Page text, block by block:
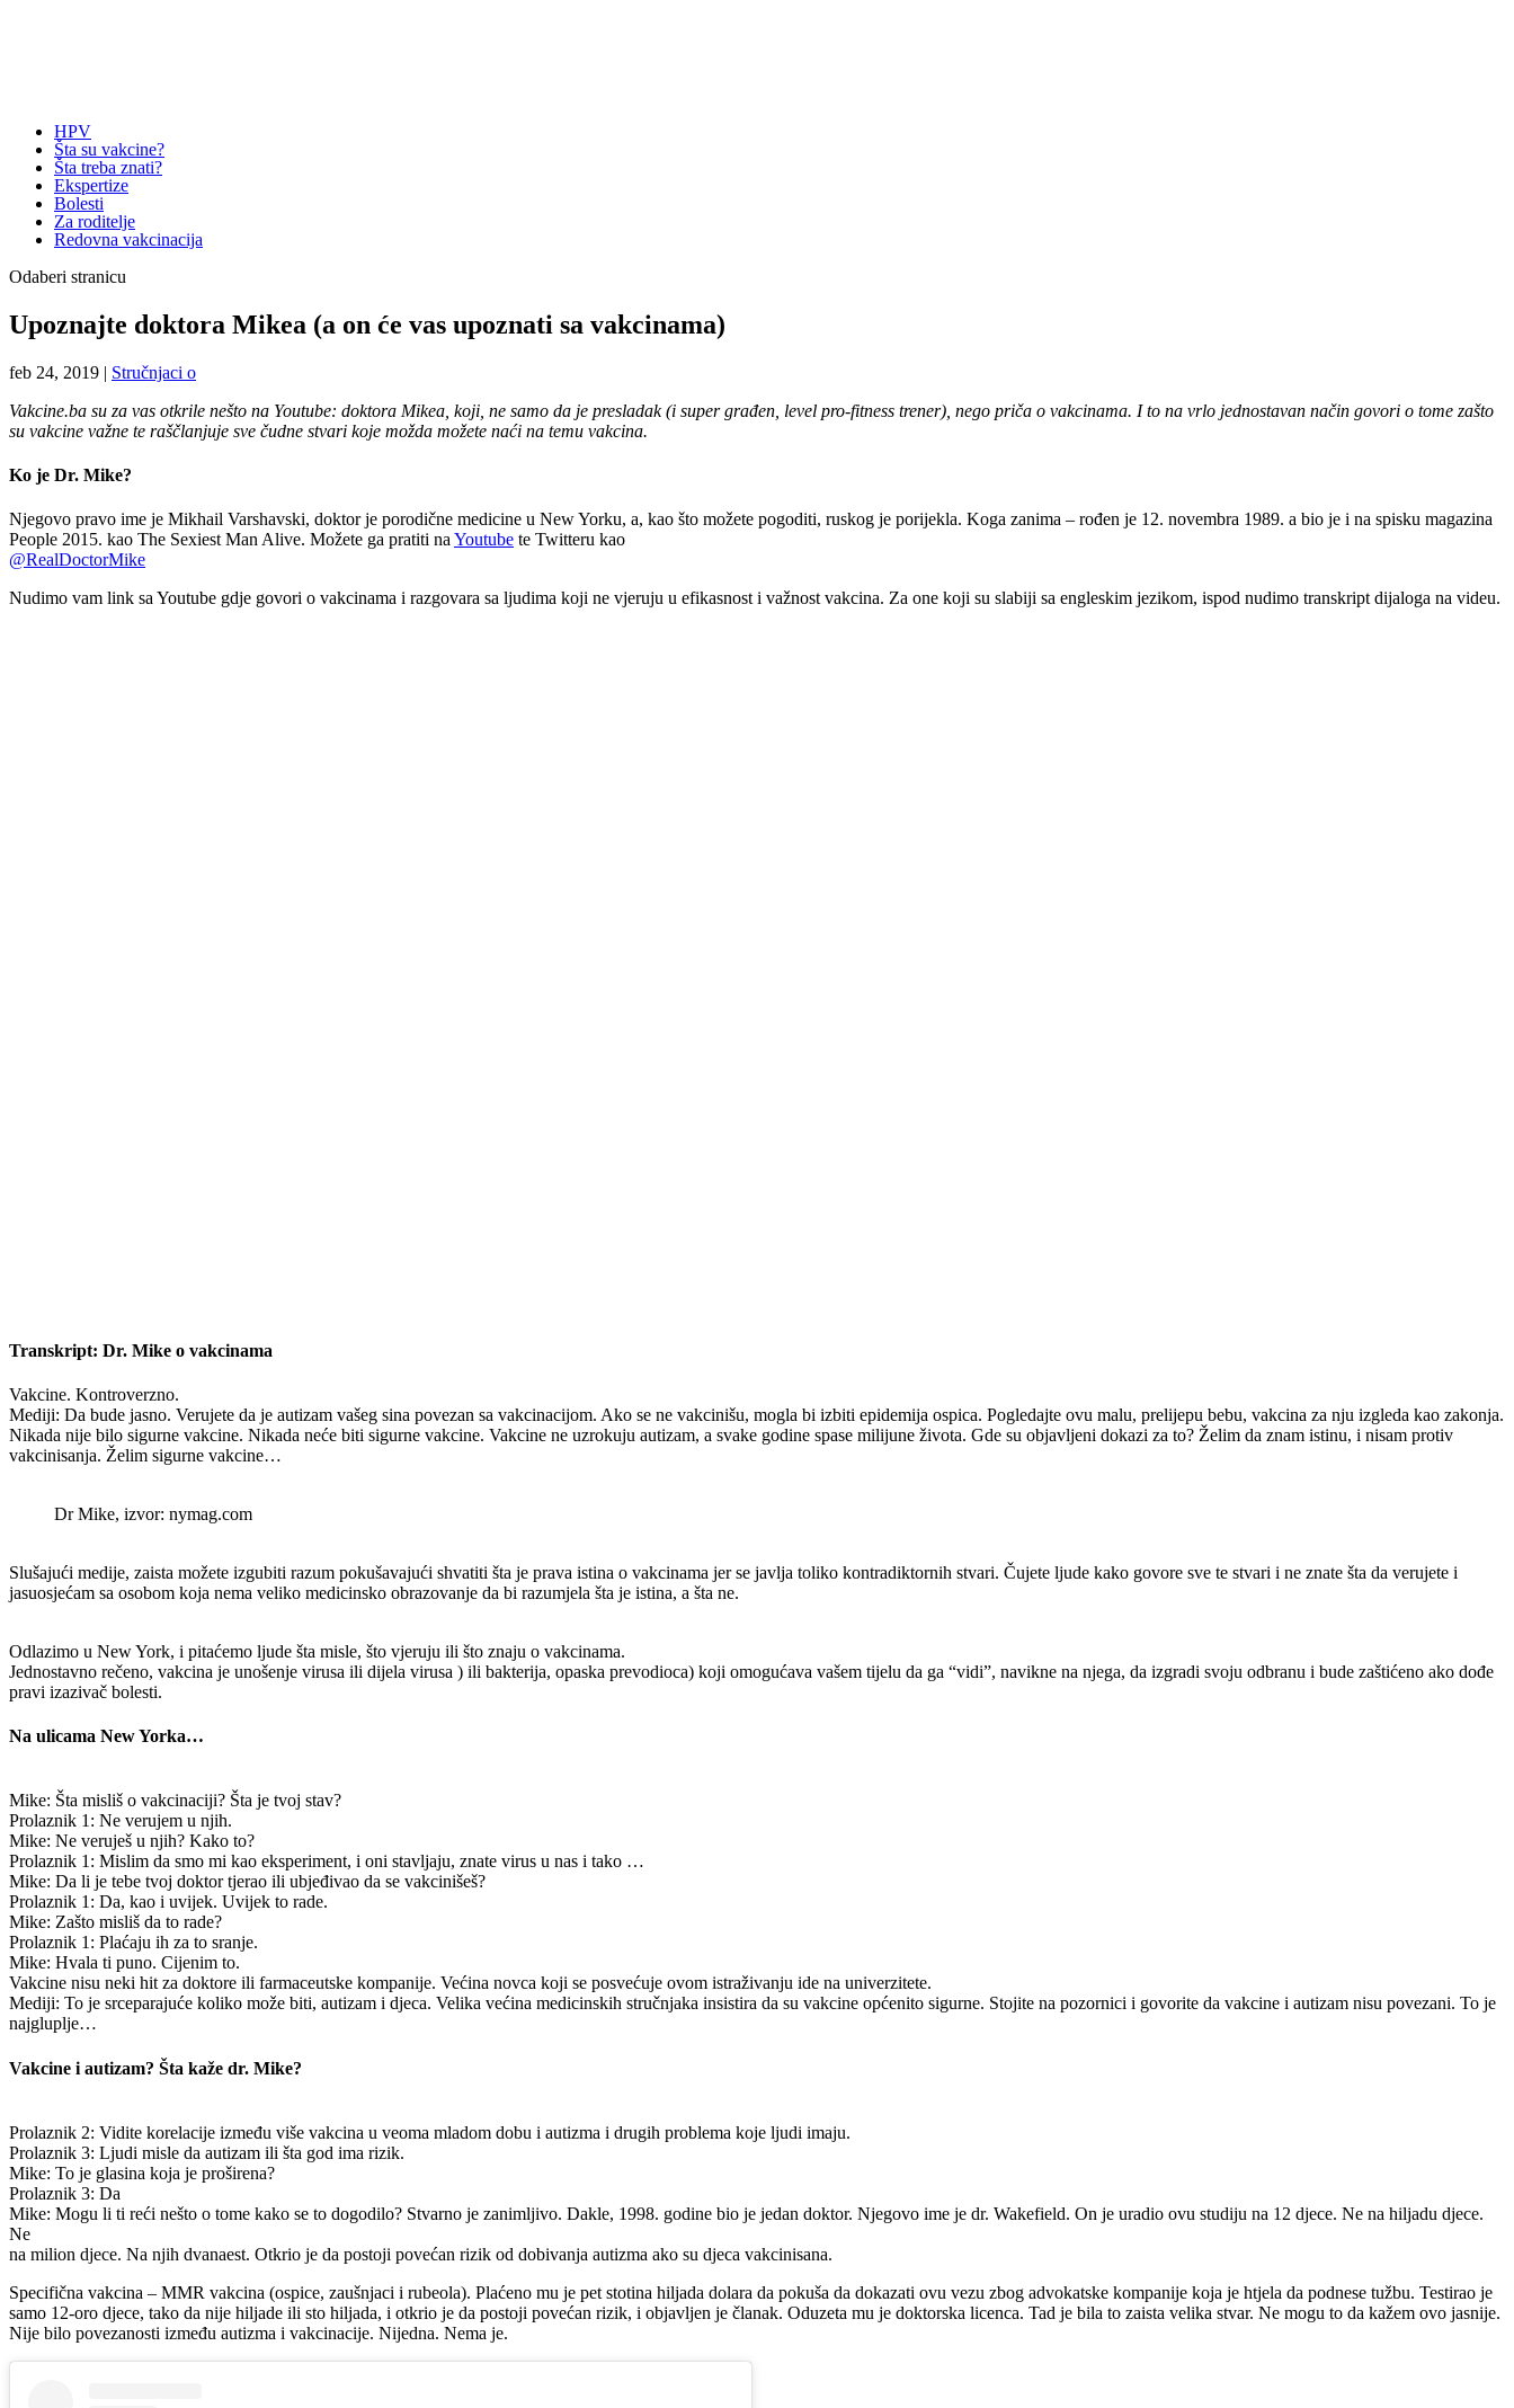
HPV
Šta su vakcine?
Šta treba znati?
Ekspertize
Bolesti
Za roditelje
Redovna vakcinacija
Odaberi stranicu
Upoznajte doktora Mikea (a on će vas upoznati sa vakcinama)
feb 24, 2019 | Stručnjaci o
Vakcine.ba su za vas otkrile nešto na Youtube: doktora Mikea, koji, ne samo da je presladak (i super građen, level pro-fitness trener), nego priča o vakcinama. I to na vrlo jednostavan način govori o tome zašto
su vakcine važne te raščlanjuje sve čudne stvari koje možda možete naći na temu vakcina.
Ko je Dr. Mike?
Njegovo pravo ime je Mikhail Varshavski, doktor je porodične medicine u New Yorku, a, kao što možete pogoditi, ruskog je porijekla. Koga zanima – rođen je 12. novembra 1989. a bio je i na spisku magazina
People 2015. kao The Sexiest Man Alive. Možete ga pratiti na Youtube te Twitteru kao
@RealDoctorMike
Nudimo vam link sa Youtube gdje govori o vakcinama i razgovara sa ljudima koji ne vjeruju u efikasnost i važnost vakcina. Za one koji su slabiji sa engleskim jezikom, ispod nudimo transkript dijaloga na videu.
Transkript: Dr. Mike o vakcinama
Vakcine. Kontroverzno.
Mediji: Da bude jasno. Verujete da je autizam vašeg sina povezan sa vakcinacijom. Ako se ne vakcinišu, mogla bi izbiti epidemija ospica. Pogledajte ovu malu, prelijepu bebu, vakcina za nju izgleda kao zakonja.
Nikada nije bilo sigurne vakcine. Nikada neće biti sigurne vakcine. Vakcine ne uzrokuju autizam, a svake godine spase milijune života. Gde su objavljeni dokazi za to? Želim da znam istinu, i nisam protiv
vakcinisanja. Želim sigurne vakcine…
Dr Mike, izvor: nymag.com
Slušajući medije, zaista možete izgubiti razum pokušavajući shvatiti šta je prava istina o vakcinama jer se javlja toliko kontradiktornih stvari. Čujete ljude kako govore sve te stvari i ne znate šta da verujete i
jasuosjećam sa osobom koja nema veliko medicinsko obrazovanje da bi razumjela šta je istina, a šta ne.
Odlazimo u New York, i pitaćemo ljude šta misle, što vjeruju ili što znaju o vakcinama.
Jednostavno rečeno, vakcina je unošenje virusa ili dijela virusa ) ili bakterija, opaska prevodioca) koji omogućava vašem tijelu da ga “vidi”, navikne na njega, da izgradi svoju odbranu i bude zaštićeno ako dođe
pravi izazivač bolesti.
Na ulicama New Yorka…
Mike: Šta misliš o vakcinaciji? Šta je tvoj stav?
Prolaznik 1: Ne verujem u njih.
Mike: Ne veruješ u njih? Kako to?
Prolaznik 1: Mislim da smo mi kao eksperiment, i oni stavljaju, znate virus u nas i tako …
Mike: Da li je tebe tvoj doktor tjerao ili ubjeđivao da se vakcinišeš?
Prolaznik 1: Da, kao i uvijek. Uvijek to rade.
Mike: Zašto misliš da to rade?
Prolaznik 1: Plaćaju ih za to sranje.
Mike: Hvala ti puno. Cijenim to.
Vakcine nisu neki hit za doktore ili farmaceutske kompanije. Većina novca koji se posvećuje ovom istraživanju ide na univerzitete.
Mediji: To je srceparajuće koliko može biti, autizam i djeca. Velika većina medicinskih stručnjaka insistira da su vakcine općenito sigurne. Stojite na pozornici i govorite da vakcine i autizam nisu povezani. To je
najgluplje…
Vakcine i autizam? Šta kaže dr. Mike?
Prolaznik 2: Vidite korelacije između više vakcina u veoma mladom dobu i autizma i drugih problema koje ljudi imaju.
Prolaznik 3: Ljudi misle da autizam ili šta god ima rizik.
Mike: To je glasina koja je proširena?
Prolaznik 3: Da
Mike: Mogu li ti reći nešto o tome kako se to dogodilo? Stvarno je zanimljivo. Dakle, 1998. godine bio je jedan doktor. Njegovo ime je dr. Wakefield. On je uradio ovu studiju na 12 djece. Ne na hiljadu djece.
Ne
na milion djece. Na njih dvanaest. Otkrio je da postoji povećan rizik od dobivanja autizma ako su djeca vakcinisana.
Specifična vakcina – MMR vakcina (ospice, zaušnjaci i rubeola). Plaćeno mu je pet stotina hiljada dolara da pokuša da dokazati ovu vezu zbog advokatske kompanije koja je htjela da podnese tužbu. Testirao je
samo 12-oro djece, tako da nije hiljade ili sto hiljada, i otkrio je da postoji povećan rizik, i objavljen je članak. Oduzeta mu je doktorska licenca. Tad je bila to zaista velika stvar. Ne mogu to da kažem ovo jasnije.
Nije bilo povezanosti između autizma i vakcinacije. Nijedna. Nema je.